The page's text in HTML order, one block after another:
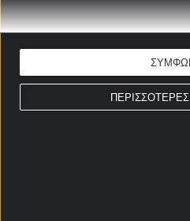
Απόδοση: 1.68
ΣΤΟΙΧΗΜΑΤΙΚΕΣ